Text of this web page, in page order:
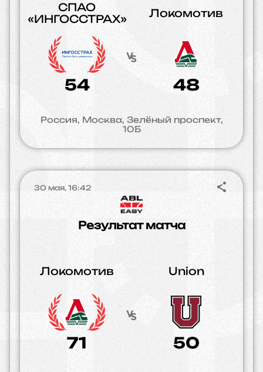
СПАО
«ИНГОССТРАХ»
54
Локомотив
48
Россия, Москва, Зелёный проспект,
10Б
30 мая, 16:42
Результат матча
Локомотив
71
Union
50